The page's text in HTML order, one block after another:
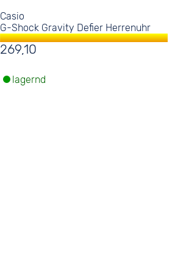
Casio
G-Shock Gravity Defier Herrenuhr
269,10
lagernd